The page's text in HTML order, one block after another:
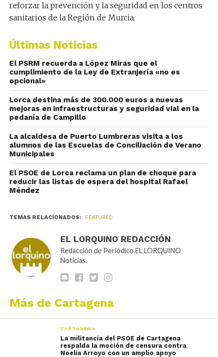
reforzar la prevención y la seguridad en los centros
sanitarios de la Región de Murcia.
Últimas Noticias
El PSRM recuerda a López Miras que el
cumplimiento de la Ley de Extranjería «no es
opcional»
Lorca destina más de 300.000 euros a nuevas
mejoras en infraestructuras y seguridad vial en la
pedanía de Campillo
La alcaldesa de Puerto Lumbreras visita a los
alumnos de las Escuelas de Conciliación de Verano
Municipales
El PSOE de Lorca reclama un plan de choque para
reducir las listas de espera del hospital Rafael
Méndez
TEMAS RELACIONADOS: FEATURED
EL LORQUINO REDACCIÓN
Redacción de Periódico EL LORQUINO
Noticias.
Más de Cartagena
CARTAGENA
La militancia del PSOE de Cartagena
respalda la moción de censura contra
Noelia Arroyo con un amplio apoyo